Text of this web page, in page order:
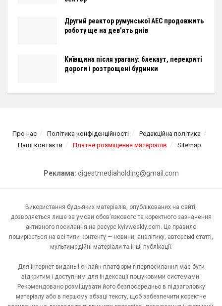
Другий реактор румунської АЕС продовжить
роботу ще на дев’ять днів
Київщина після урагану: блекаут, перекриті
дороги і розтрощені будинки
Про нас Політика конфіденційності
Редакційна політика
Наші контакти
Платне розміщення матеріалів Sitemap
Реклама: digestmediaholding@gmail.com
Використання будь-яких матеріалів, опублікованих на сайті,
дозволяється лише за умови обов’язкового та коректного зазначення
активного посилання на ресурс kyivweekly.com. Це правило
поширюється на всі типи контенту — новини, аналітику, авторські статті,
мультимедійні матеріали та інші публікації.
Для інтернет-видань і онлайн-платформ гіперпосилання має бути
відкритим і доступним для індексації пошуковими системами.
Рекомендовано розміщувати його безпосередньо в підзаголовку
матеріалу або в першому абзаці тексту, щоб забезпечити коректне